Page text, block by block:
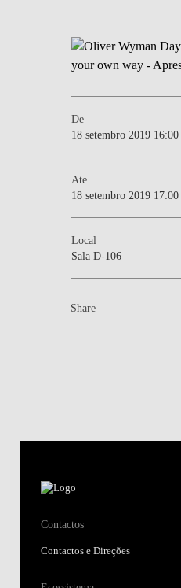
De
18 setembro 2019 16:00
Ate
18 setembro 2019 17:00
Local
Sala D-106
Share
Contactos
Contactos e Direções